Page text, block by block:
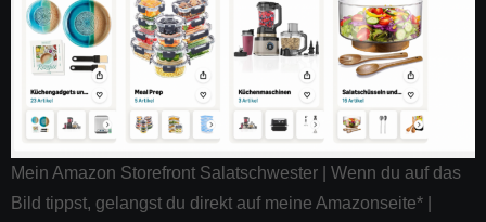
Mein Amazon Storefront Salatschwester | Wenn du auf das
Bild tippst, gelangst du direkt auf meine Amazonseite* |